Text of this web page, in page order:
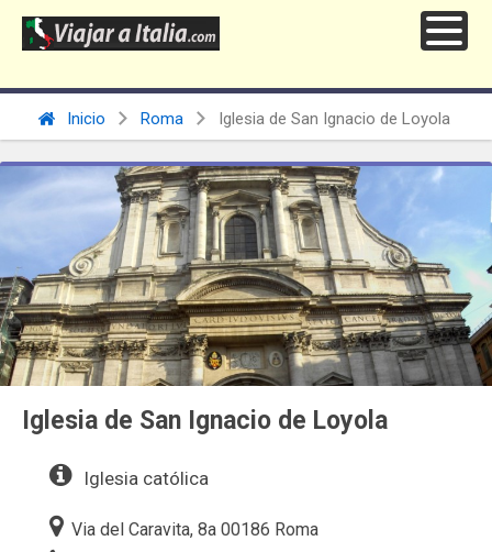
Inicio Roma Iglesia de San Ignacio de Loyola
Iglesia de San Ignacio de Loyola
Iglesia católica
Via del Caravita, 8a 00186 Roma